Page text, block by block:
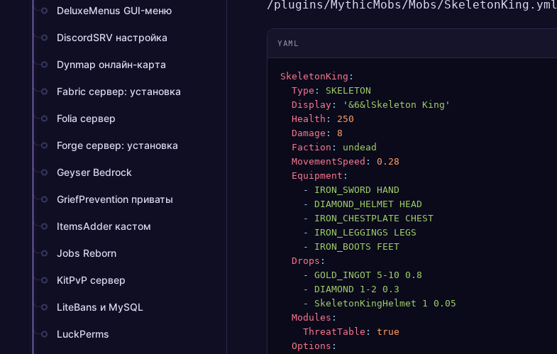
DeluxeMenus GUI-меню
DiscordSRV настройка
Dynmap онлайн-карта
Fabric сервер: установка
Folia сервер
Forge сервер: установка
Geyser Bedrock
GriefPrevention приваты
ItemsAdder кастом
Jobs Reborn
KitPvP сервер
LiteBans и MySQL
LuckPerms
/plugins/MythicMobs/Mobs/SkeletonKing.yml
YAML
SkeletonKing :
  Type
:
SKELETON
  Display
: ' &6&lSkeleton King '
  Health
:
250
  Damage
:
8
  Faction
:
undead
  MovementSpeed
:
0.28
  Equipment
:
    -
IRON_SWORD HAND
    -
DIAMOND_HELMET HEAD
    -
IRON_CHESTPLATE CHEST
    -
IRON_LEGGINGS LEGS
    -
IRON_BOOTS FEET
  Drops
:
    -
GOLD_INGOT 5-10 0.8
    -
DIAMOND 1-2 0.3
    -
SkeletonKingHelmet 1 0.05
  Modules
:
    ThreatTable
:
true
  Options
: